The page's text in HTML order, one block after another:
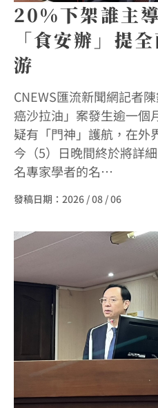
20%下架誰主
「食安辦」提
游
CNEWS匯流新聞網記者
癌沙拉油」案發生逾一個
疑有「門神」護航，在外
今（5）日晚間終於將詳
名專家學者的名…
發稿日期： 2026 / 08 / 06